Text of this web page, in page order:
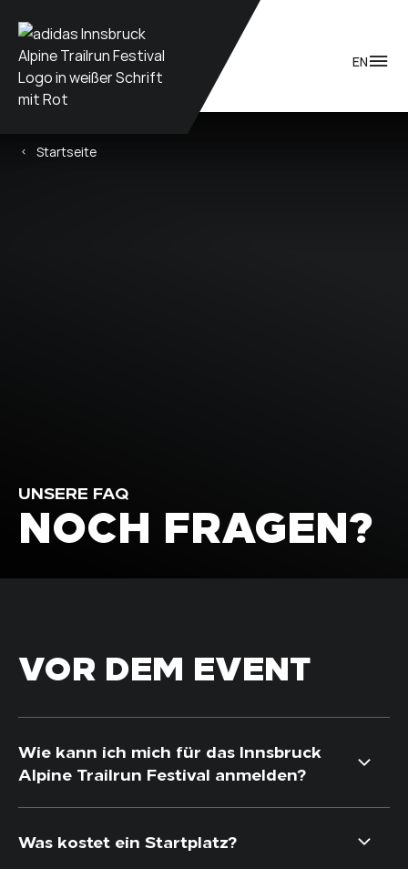
Zum Inhalt
EN
Startseite
UNSERE FAQ
NOCH FRAGEN?
VOR DEM EVENT
Wie kann ich mich für das Innsbruck
Alpine Trailrun Festival anmelden?
Was kostet ein Startplatz?